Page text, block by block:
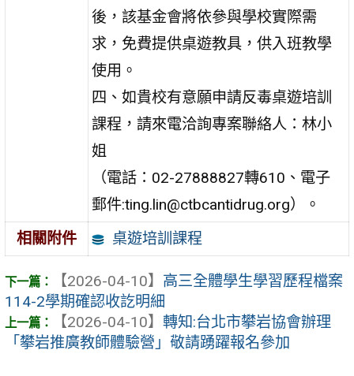
後，該基金會將依參與學校實際需
求，免費提供桌遊教具，供入班教學
使用。
四、如貴校有意願申請反毒桌遊培訓
課程，請來電洽詢專案聯絡人：林小
姐
（電話：02-27888827轉610、電子
郵件:ting.lin@ctbcantidrug.org）。
相關附件
桌遊培訓課程
【2026-04-10】 高三全體學生學習歷程檔案
114-2學期確認收訖明細
【2026-04-10】 轉知:台北市攀岩協會辦理
「攀岩推廣教師體驗營」敬請踴躍報名參加